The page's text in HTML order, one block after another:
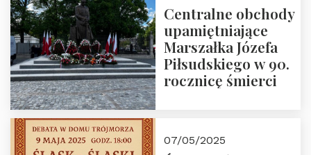
Centralne obchody
upamiętniające
Marszałka Józefa
Piłsudskiego w 90.
rocznicę śmierci
07/05/2025